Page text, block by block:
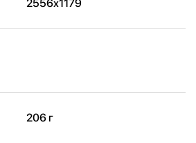
2556x1179
206 г